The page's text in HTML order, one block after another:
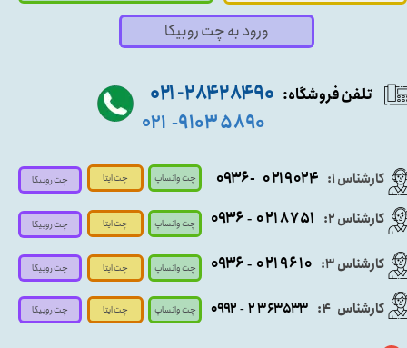
کارشناس ۱: ۰۲۱۹۰۲۴ - ۰۹۳۶
تلفن فروشگاه: ۹۰ ۲۸۴ ۲۸۴- ۰۲۱
۵۸۹۰ ۹۱۰۳ -۰۲۱
کارشناس ۳: ۰۲۱۹۶۱۰ -۰۹۳۶
کارشناس ۲: ۰۲۱۸۷۵۱ - ۰۹۳۶
ورود به چت روبیکا
کارشناس 4
: ۲۳۶۳۵۳۳ - ۰۹۹۲
چت واتساپ
چت واتساپ
چت واتساپ
چت واتساپ
چت ایتا
چت ایتا
چت ایتا
چت ایتا
چت روبیکا
چت روبیکا
چت روبیکا
چت روبیکا